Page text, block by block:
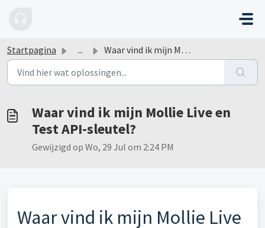
Startpagina ... Waar vind ik mijn Mollie Live en Test API-sleutel?
Waar vind ik mijn Mollie Live en
Test API-sleutel?
Gewijzigd op Wo, 29 Jul om 2:24 PM
Waar vind ik mijn Mollie Live